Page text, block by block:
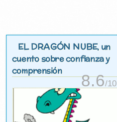
EL DRAGÓN NUBE, un
cuento sobre confianza y
comprensión
8.6/10